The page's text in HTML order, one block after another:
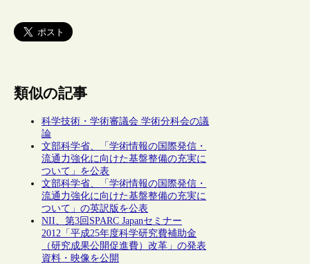
類似の記事
科学技術・学術審議会 学術分科会の議
論
文部科学省、「学術情報の国際発信・
流通力強化に向けた基盤整備の充実に
ついて」を公表
文部科学省、「学術情報の国際発信・
流通力強化に向けた基盤整備の充実に
ついて」の英訳版を公表
NII、第3回SPARC Japanセミナー
2012「平成25年度科学研究費補助金
（研究成果公開促進費）改革」の発表
資料・映像を公開